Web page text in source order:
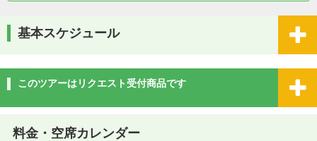
基本スケジュール
このツアーはリクエスト受付商品です
料金・空席カレンダー